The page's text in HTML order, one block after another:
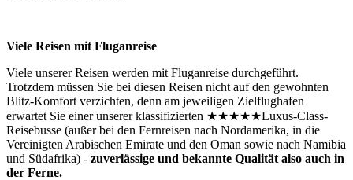
Viele Reisen mit Fluganreise
Viele unserer Reisen werden mit Fluganreise durchgeführt.
Trotzdem müssen Sie bei diesen Reisen nicht auf den gewohnten
Blitz-Komfort verzichten, denn am jeweiligen Zielflughafen
erwartet Sie einer unserer klassifizierten ★★★★★Luxus-Class-
Reisebusse (außer bei den Fernreisen nach Nordamerika, in die
Vereinigten Arabischen Emirate und den Oman sowie nach Namibia
und Südafrika) - zuverlässige und bekannte Qualität also auch in
der Ferne.